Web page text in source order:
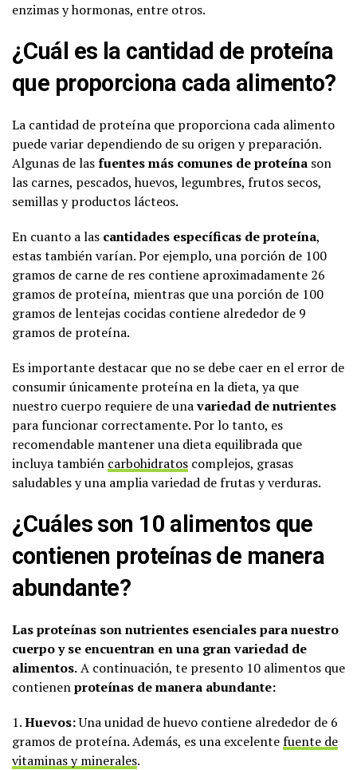
enzimas y hormonas, entre otros.
¿Cuál es la cantidad de proteína
que proporciona cada alimento?
La cantidad de proteína que proporciona cada alimento
puede variar dependiendo de su origen y preparación.
Algunas de lasfuentes más comunes de proteína son
las carnes, pescados, huevos, legumbres, frutos secos,
semillas y productos lácteos.
En cuanto a las cantidades específicas de proteína,
estas también varían. Por ejemplo, una porción de 100
gramos de carne de res contiene aproximadamente 26
gramos de proteína, mientras que una porción de 100
gramos de lentejas cocidas contiene alrededor de 9
gramos de proteína.
Es importante destacar que no se debe caer en el error de
consumir únicamente proteína en la dieta, ya que
nuestro cuerpo requiere de unavariedad de nutrientes
para funcionar correctamente. Por lo tanto, es
recomendable mantener una dieta equilibrada que
incluya también carbohidratos complejos, grasas
saludables y una amplia variedad de frutas y verduras.
¿Cuáles son 10 alimentos que
contienen proteínas de manera
abundante?
Las proteínas son nutrientes esenciales para nuestro
cuerpo y se encuentran en una gran variedad de
alimentos.A continuación, te presento 10 alimentos que
contienenproteínas de manera abundante:
1.Huevos:Una unidad de huevo contiene alrededor de 6
gramos de proteína. Además, es una excelentefuente de
vitaminas y minerales.